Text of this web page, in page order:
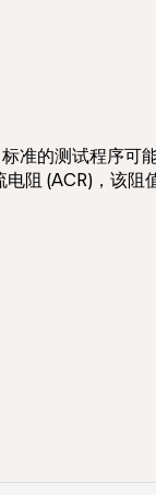
的测试程序可
阻 (ACR)，该阻